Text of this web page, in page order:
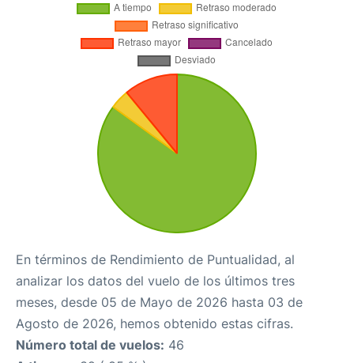
En términos de Rendimiento de Puntualidad, al
analizar los datos del vuelo de los últimos tres
meses, desde 05 de Mayo de 2026 hasta 03 de
Agosto de 2026, hemos obtenido estas cifras.
Número total de vuelos: 46